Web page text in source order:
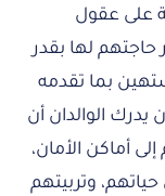
على عقول
حاجتهم لها بقدر
بما تقدمه
الوالدان أن
أماكن الأمان،
وتربيتهم